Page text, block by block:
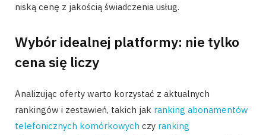
niską cenę z jakością świadczenia usług.
Wybór idealnej platformy: nie tylko
cena się liczy
Analizując oferty warto korzystać z aktualnych
rankingów i zestawień, takich jak ranking abonamentów
telefonicznych komórkowych czy ranking